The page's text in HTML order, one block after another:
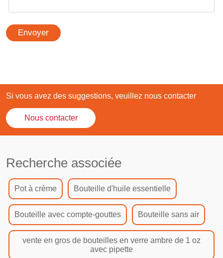
Envoyer
Si vous avez des suggestions, veuillez nous contacter
Nous contacter
Recherche associée
Pot à crème Bouteille d'huile essentielle
Bouteille avec compte-gouttes Bouteille sans air
vente en gros de bouteilles en verre ambre de 1 oz
avec pipette